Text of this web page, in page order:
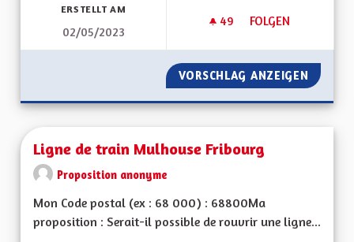
ERSTELLT AM
02/05/2023
49 49 FOLLOWER
FOLGEN
LIEUX
VORSCHLAG ANZEIGEN LIEUX
Ligne de train Mulhouse Fribourg
Proposition anonyme
Mon Code postal (ex : 68 000) : 68800Ma
proposition : Serait-il possible de rouvrir une ligne...